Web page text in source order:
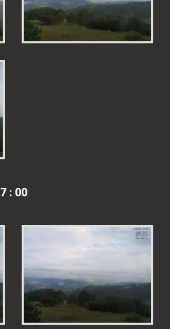
7 : 00